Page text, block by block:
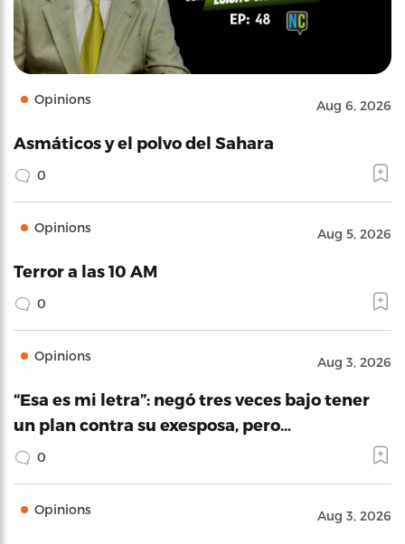
Opinions Aug 6, 2026
Asmáticos y el polvo del Sahara
0
Opinions Aug 5, 2026
Terror a las 10 AM
0
Opinions Aug 3, 2026
“Esa es mi letra”: negó tres veces bajo tener
un plan contra su exesposa, pero…
0
Opinions Aug 3, 2026